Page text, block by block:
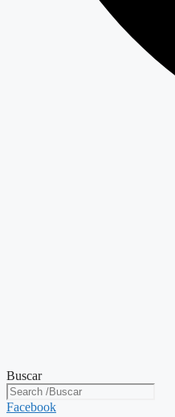
Buscar
Facebook